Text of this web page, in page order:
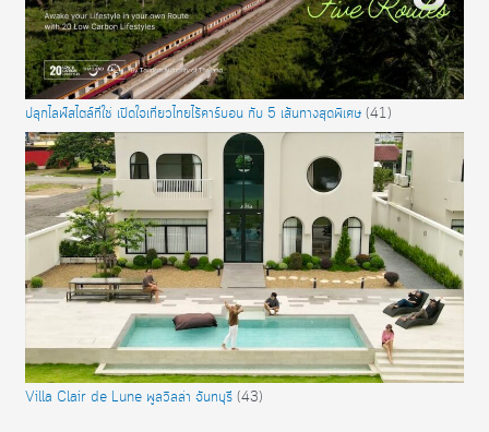
ปลุกไลฟ์สไตล์ที่ใช่ เปิดใจเที่ยวไทยไร้คาร์บอน กับ 5 เส้นทางสุดพิเศษ (41)
Villa Clair de Lune พูลวิลล่า จันทบุรี (43)